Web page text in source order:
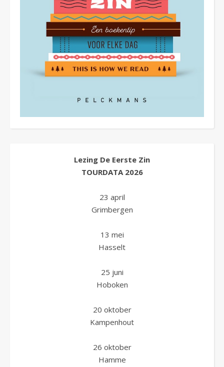
Lezing De Eerste Zin
TOURDATA 2026
23 april
Grimbergen
13 mei
Hasselt
25 juni
Hoboken
20 oktober
Kampenhout
26 oktober
Hamme